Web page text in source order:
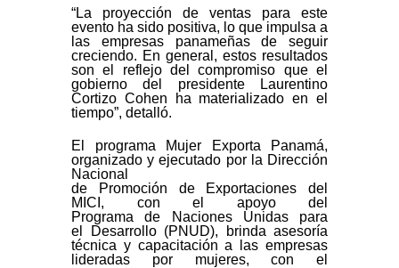
“La proyección de ventas para este
evento ha sido positiva, lo que impulsa a
las empresas panameñasde seguir
creciendo. En general, estos resultados
son el reflejo de l compromiso que el
gobiernode l presidente Laurentino
Cortizo Cohen ha materializado en el
tiempo”, detalló.
El programa Mujer Exporta Panamá,
organizado y ejecutado por la Dirección
Nacional
de Promoción deExportaciones de
MICI, con el apoyo de
Programade Naciones Unidas para
el
Desarrollo (PNUD), brinda asesoría
técnica y capacitación a las empresas
lideradas por mujeres, con el